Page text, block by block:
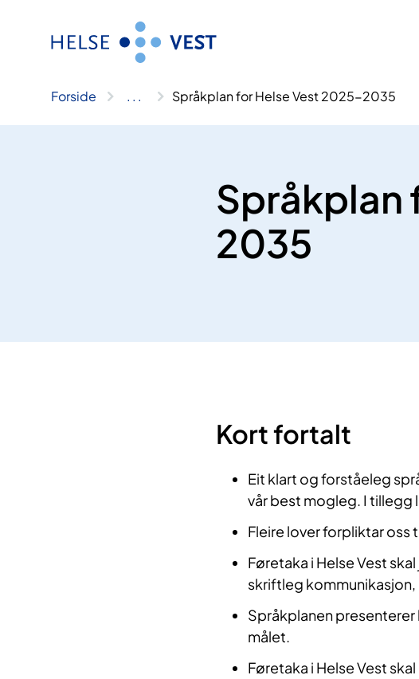
Forside .. . Språkplan for Helse Vest 2025-2035
Språkplan
2035
Kort fortalt
Eit klart og forståeleg
vår best mogleg. I tillegg
Fleire lover forpliktar oss
Føretaka i Helse Vest
skriftleg
Språkplanen
målet.
Føretaka i Helse Vest